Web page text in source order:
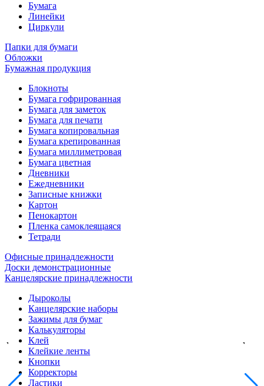
Бумага
Линейки
Циркули
Папки для бумаги
Обложки
Бумажная продукция
Блокноты
Бумага гофрированная
Бумага для заметок
Бумага для печати
Бумага копировальная
Бумага крепированная
Бумага миллиметровая
Бумага цветная
Дневники
Ежедневники
Записные книжки
Картон
Пенокартон
Пленка самоклеящаяся
Тетради
Офисные принадлежности
Доски демонстрационные
Канцелярские принадлежности
Дыроколы
Канцелярские наборы
Зажимы для бумаг
Калькуляторы
Клей
Клейкие ленты
Кнопки
Корректоры
Ластики